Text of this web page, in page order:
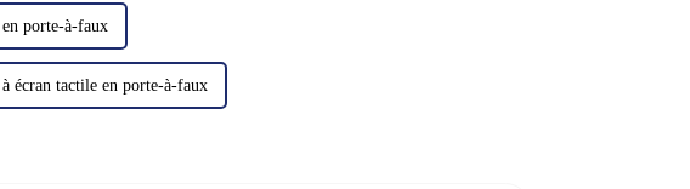
porte-à-faux
écran tactile en porte-à-faux